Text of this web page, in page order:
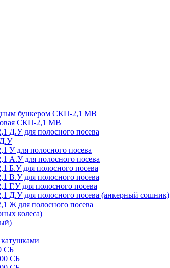
бункером СКП-2,1 МВ
СКП-2,1 МВ
Д.У для полосного посева
Д.У
У для полосного посева
А.У для полосного посева
Б.У для полосного посева
В.У для полосного посева
Г.У для полосного посева
Д.У для полосного посева (анкерный сошник)
Ж для полосного посева
колеса)
СБ
СБ